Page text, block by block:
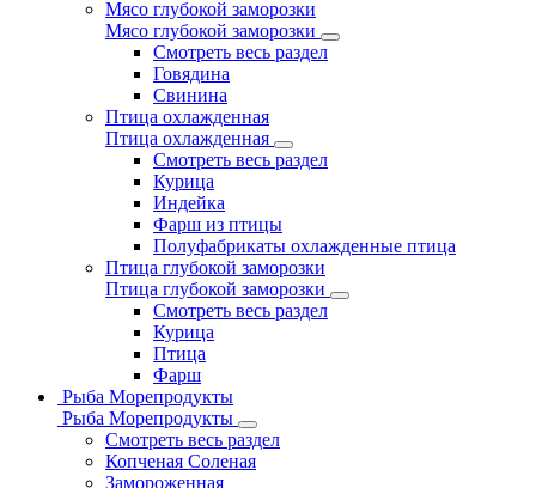
Мясо глубокой заморозки
Мясо глубокой заморозки
Смотреть весь раздел
Говядина
Свинина
Птица охлажденная
Птица охлажденная
Смотреть весь раздел
Курица
Индейка
Фарш из птицы
Полуфабрикаты охлажденные птица
Птица глубокой заморозки
Птица глубокой заморозки
Смотреть весь раздел
Курица
Птица
Фарш
Рыба Морепродукты
Рыба Морепродукты
Смотреть весь раздел
Копченая Соленая
Замороженная